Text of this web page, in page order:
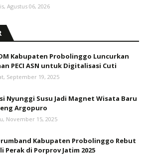
Agustus 06, 2026
Kabupaten Probolinggo Luncurkan
PECI ASN untuk Digitalisasi Cuti
September 19, 2025
Nyunggi Susu Jadi Magnet Wisata Baru
Argopuro
November 15, 2025
Kabupaten Probolinggo Rebut
Perak di Porprov Jatim 2025